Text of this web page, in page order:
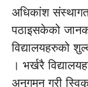
अधिकांश
पठाइसकेको
विद्यालयहरुको
। भर्खरै
अनुगमन गरी